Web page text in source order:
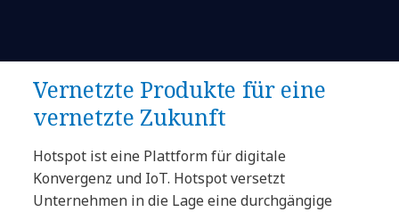
Vernetzte Produkte für eine
vernetzte Zukunft
Hotspot ist eine Plattform für digitale
Konvergenz und IoT. Hotspot versetzt
Unternehmen in die Lage eine durchgängige